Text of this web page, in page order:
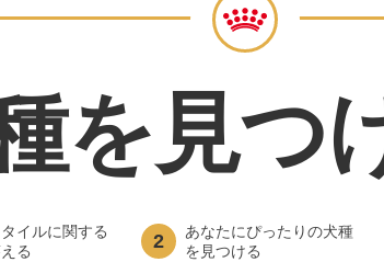
を見つ
イルに関する
る
2
あなたにぴったりの犬種
を見つける